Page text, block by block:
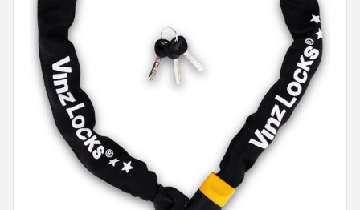
Mountainbikes
Shop
POPULAIRE MERKEN
Basil
Volare